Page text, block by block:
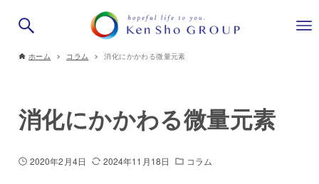
ホーム コラム 消化にかかわる微量元素
消化にかかわる微量元素
2020年2月4日 2024年11月18日 コラム